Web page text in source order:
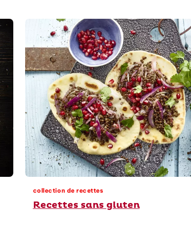
collection de recettes
Recettes sans gluten